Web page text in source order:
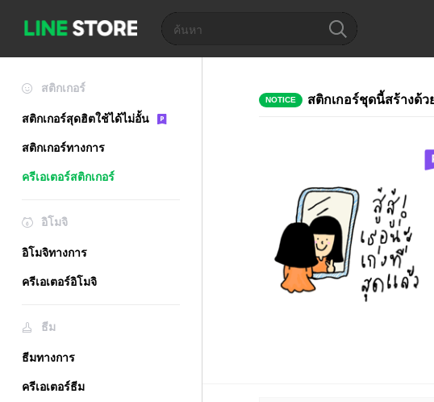
สติกเกอร์
สติกเกอร์สุดฮิตใช้ได้ไม่อั้น
สติกเกอร์ทางการ
ครีเอเตอร์สติกเกอร์
อิโมจิ
อิโมจิทางการ
ครีเอเตอร์อิโมจิ
ธีม
ธีมทางการ
ครีเอเตอร์ธีม
NOTICE สติกเกอร์ชุดนี้สร้างด้ว